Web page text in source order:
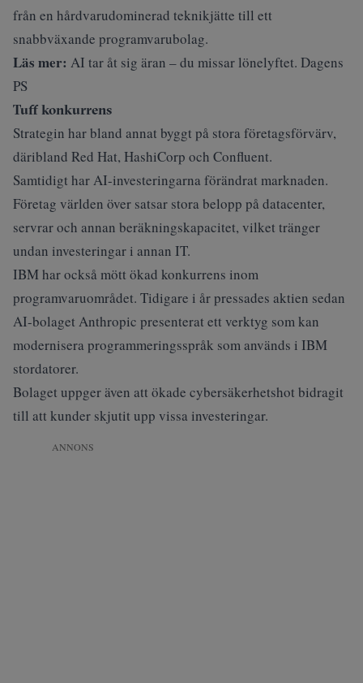
från en hårdvarudominerad teknikjätte till ett
snabbväxande programvarubolag.
Läs mer: AI tar åt sig äran – du missar lönelyftet. Dagens
PS
Tuff konkurrens
Strategin har bland annat byggt på stora företagsförvärv,
däribland Red Hat, HashiCorp och Confluent.
Samtidigt har AI-investeringarna förändrat marknaden.
Företag världen över satsar stora belopp på datacenter,
servrar och annan beräkningskapacitet, vilket tränger
undan investeringar i annan IT.
IBM har också mött ökad konkurrens inom
programvaruområdet. Tidigare i år pressades aktien sedan
AI-bolaget Anthropic presenterat ett verktyg som kan
modernisera programmeringsspråk som används i IBM
stordatorer.
Bolaget uppger även att ökade cybersäkerhetshot bidragit
till att kunder skjutit upp vissa investeringar.
ANNONS